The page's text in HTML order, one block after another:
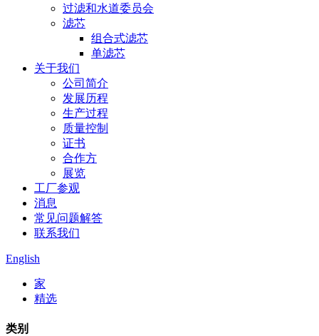
过滤和水道委员会
滤芯
组合式滤芯
单滤芯
关于我们
公司简介
发展历程
生产过程
质量控制
证书
合作方
展览
工厂参观
消息
常见问题解答
联系我们
English
家
精选
类别